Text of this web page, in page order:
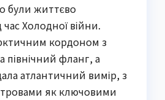
були життєво
Холодної війни.
кордоном з
північний фланг, а
атлантичний вимір, з
як ключовими